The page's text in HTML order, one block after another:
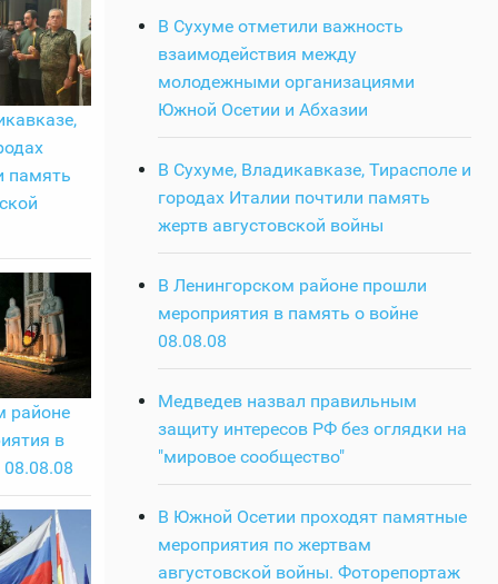
память
районе
в
В Сухуме отметили важность
взаимодействия между
молодежными организациями
Южной Осетии и Абхазии
В Сухуме, Владикавказе, Тирасполе и
городах Италии почтили память
жертв августовской войны
В Ленингорском районе прошли
мероприятия в память о войне
08.08.08
Медведев назвал правильным
защиту интересов РФ без оглядки на
"мировое сообщество"
В Южной Осетии проходят памятные
мероприятия по жертвам
августовской войны. Фоторепортаж